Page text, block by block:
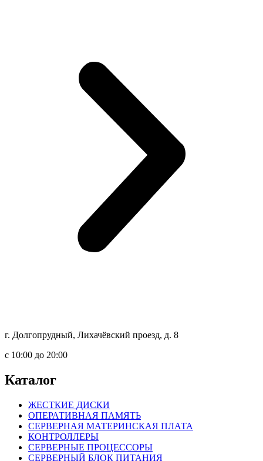
г. Долгопрудный, Лихачёвский проезд, д. 8
c 10:00 до 20:00
Каталог
ЖЕСТКИЕ ДИСКИ
ОПЕРАТИВНАЯ ПАМЯТЬ
СЕРВЕРНАЯ МАТЕРИНСКАЯ ПЛАТА
КОНТРОЛЛЕРЫ
СЕРВЕРНЫЕ ПРОЦЕССОРЫ
СЕРВЕРНЫЙ БЛОК ПИТАНИЯ